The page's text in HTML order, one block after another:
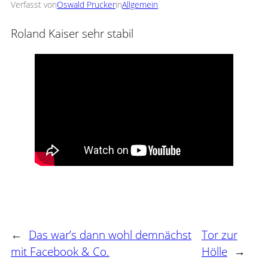
Verfasst vonOswald PruckerinAllgemein
Roland Kaiser sehr stabil
←
Das war’s dann wohl demnächst
mit Facebook & Co.
Tor zur
Hölle →